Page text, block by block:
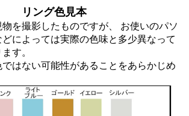
リング色見本
を撮影したものですが、 お使いのパソ
によっては実際の色味と多少異なって
す。
はない可能性があることをあらかじめ